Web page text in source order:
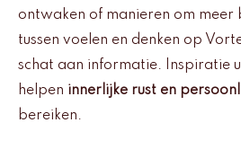
ontwaken of manieren om meer
tussen voelen en denken op
schat aan informatie. Inspiratie
helpen innerlijke rust en
bereiken.